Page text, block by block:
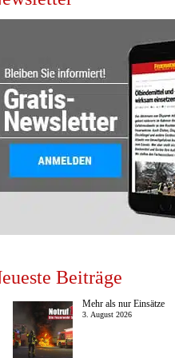
Beiträge
Mehr als nur Einsätze
3. August 2026